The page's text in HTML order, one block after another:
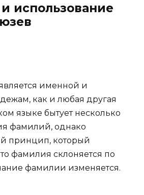
использование
именной и
как и любая другая
языке бытует несколько
фамилий, однако
принцип, который
фамилия склоняется по
фамилии изменяется.